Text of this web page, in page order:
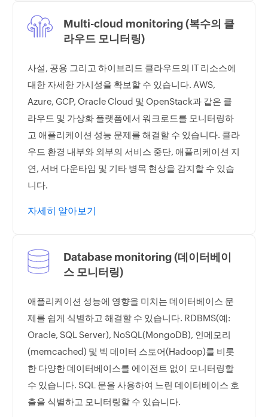
Multi-cloud monitoring (복수의 클
라우드 모니터링)
사설, 공용 그리고 하이브리드 클라우드의 IT 리소스에
대한 자세한 가시성을 확보할 수 있습니다. AWS,
Azure, GCP, Oracle Cloud 및 OpenStack과 같은 클
라우드 및 가상화 플랫폼에서 워크로드를 모니터링하
고 애플리케이션 성능 문제를 해결할 수 있습니다. 클라
우드 환경 내부와 외부의 서비스 중단, 애플리케이션 지
연, 서버 다운타임 및 기타 병목 현상을 감지할 수 있습
니다.
자세히 알아보기
Database monitoring (데이터베이
스 모니터링)
애플리케이션 성능에 영향을 미치는 데이터베이스 문
제를 쉽게 식별하고 해결할 수 있습니다. RDBMS(예:
Oracle, SQL Server), NoSQL(MongoDB), 인메모리
(memcached) 및 빅 데이터 스토어(Hadoop)를 비롯
한 다양한 데이터베이스를 에이전트 없이 모니터링할
수 있습니다. SQL 문을 사용하여 느린 데이터베이스 호
출을 식별하고 모니터링할 수 있습니다.